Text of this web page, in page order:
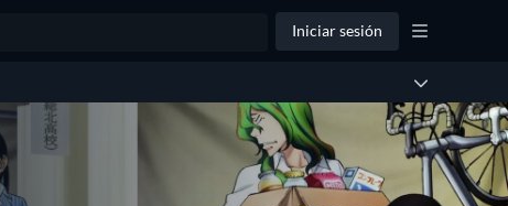
Iniciar sesión